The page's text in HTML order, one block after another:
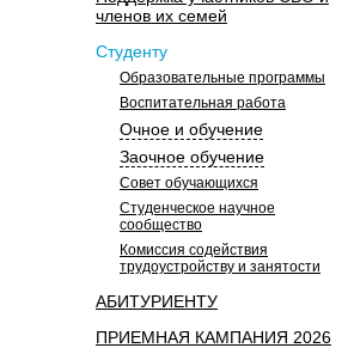
членов их семей
Студенту
Образовательные программы
Воспитательная работа
Очное и обучение
Заочное обучение
Совет обучающихся
Студенческое научное
сообщество
Комиссия содействия
трудоустройству и занятости
АБИТУРИЕНТУ
ПРИЕМНАЯ КАМПАНИЯ 2026